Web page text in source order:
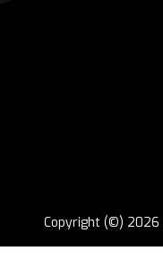
Copyright (©) 2026